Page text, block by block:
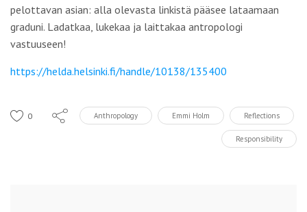
pelottavan asian: alla olevasta linkistä pääsee lataamaan
graduni. Ladatkaa, lukekaa ja laittakaa antropologi
vastuuseen!
https://helda.helsinki.fi/handle/10138/135400
0 Anthropology Emmi Holm Reflections
Responsibility